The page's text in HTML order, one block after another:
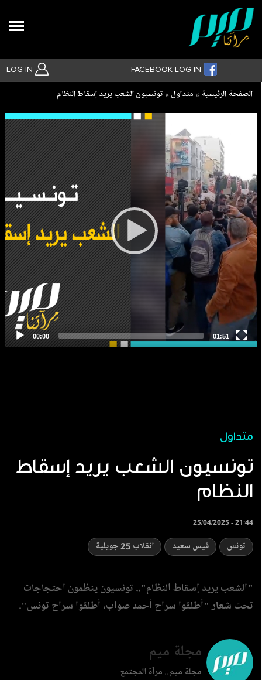
LOG IN FACEBOOK LOG IN
بحث متقدم
Breadcrumb
الصفحة الرئيسية متداول تونسيون الشعب يريد إسقاط النظام
متداول
تونسيون الشعب يريد إسقاط
النظام
25/04/2025 - 21:44
تونس قيس سعيد انقلاب 25 جويلية
‏"الشعب يريد إسقاط النظام".. تونسيون ينظمون احتجاجات
تحت شعار "أطلقوا سراح أحمد صواب، أطلقوا سراح تونس".
مجلة ميم
مجلة ميم.. مرآة المجتمع